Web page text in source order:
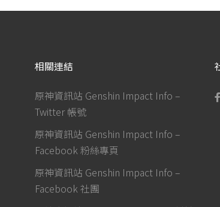
相關連結
原神資訊站 Genshin Impact Info –
Twitter 帳號
原神資訊站 Genshin Impact Info –
Facebook 粉絲專頁
原神資訊站 Genshin Impact Info –
Facebook 社團